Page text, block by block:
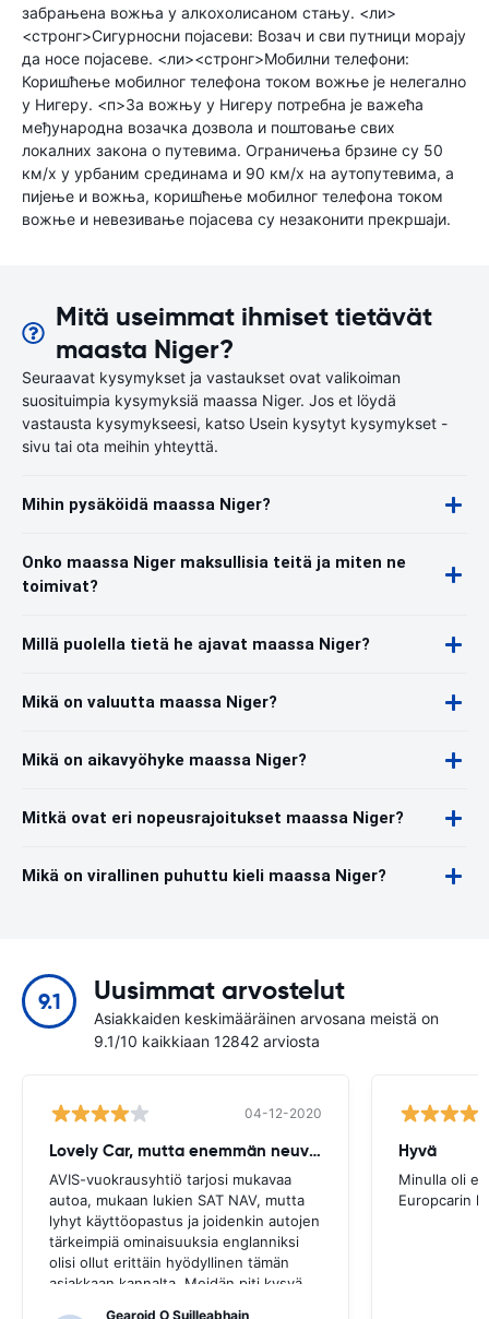
забрањена вожња у алкохолисаном стању. <ли>
<стронг>Сигурносни појасеви: Возач и сви путници морају
да носе појасеве. <ли><стронг>Мобилни телефони:
Коришћење мобилног телефона током вожње је нелегално
у Нигеру. <п>За вожњу у Нигеру потребна је важећа
међународна возачка дозвола и поштовање свих
локалних закона о путевима. Ограничења брзине су 50
км/х у урбаним срединама и 90 км/х на аутопутевима, а
пијење и вожња, коришћење мобилног телефона током
вожње и невезивање појасева су незаконити прекршаји.
Mitä useimmat ihmiset tietävät
maasta Niger?
Seuraavat kysymykset ja vastaukset ovat valikoiman
suosituimpia kysymyksiä maassa Niger. Jos et löydä
vastausta kysymykseesi, katso Usein kysytyt kysymykset -
sivu tai ota meihin yhteyttä.
Mihin pysäköidä maassa Niger?
Onko maassa Niger maksullisia teitä ja miten ne
toimivat?
Millä puolella tietä he ajavat maassa Niger?
Mikä on valuutta maassa Niger?
Mikä on aikavyöhyke maassa Niger?
Mitkä ovat eri nopeusrajoitukset maassa Niger?
Mikä on virallinen puhuttu kieli maassa Niger?
9.1 Uusimmat arvostelut
Asiakkaiden keskimääräinen arvosana meistä on
9.1/10 kaikkiaan 12842 arviosta
04-12-2020
Lovely Car, mutta enemmän neuvoja tarvitaan
AVIS-vuokrausyhtiö tarjosi mukavaa
autoa, mukaan lukien SAT NAV, mutta
lyhyt käyttöopastus ja joidenkin autojen
tärkeimpiä ominaisuuksia englanniksi
olisi ollut erittäin hyödyllinen tämän
asiakkaan kannalta. Meidän piti kysyä
Gearoid O Suilleabhain
Hyvä
Minulla oli
Europcarin